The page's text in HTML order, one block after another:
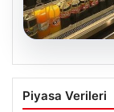
05.08.2026
Piyasa Verileri